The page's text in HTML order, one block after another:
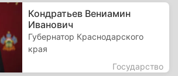
Кондратьев Вениамин
Иванович
Губернатор Краснодарского
края
Государство